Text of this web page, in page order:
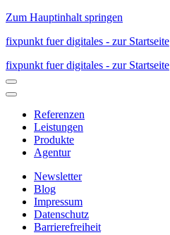
Zum Hauptinhalt springen
fixpunkt fuer digitales - zur Startseite
fixpunkt fuer digitales - zur Startseite
Referenzen
Leistungen
Produkte
Agentur
Newsletter
Blog
Impressum
Datenschutz
Barrierefreiheit